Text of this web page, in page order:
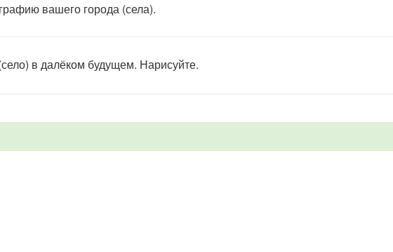
вашего города (села).
в далёком будущем. Нарисуйте.